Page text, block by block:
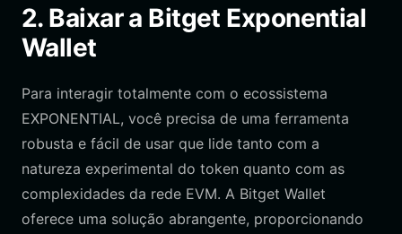
2. Baixar a Bitget Exponential
Wallet
Para interagir totalmente com o ecossistema
EXPONENTIAL, você precisa de uma ferramenta
robusta e fácil de usar que lide tanto com a
natureza experimental do token quanto com as
complexidades da rede EVM. A Bitget Wallet
oferece uma solução abrangente, proporcionando